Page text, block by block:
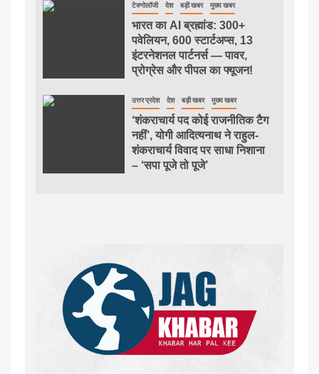
टेक्नोलॉजी देश बड़ी खबर मुख्य खबर
भारत का AI ब्रह्मांड: 300+
पवेलियन, 600 स्टार्टअप्स, 13
इंटरनेशनल पार्टनर्स — पावर,
प्रोग्रेस और पीपल का फ्यूजन!
उत्तर प्रदेश देश बड़ी खबर मुख्य खबर
‘शंकराचार्य पद कोई राजनीतिक टैग
नहीं’, योगी आदित्यनाथ ने राहुल-
शंकराचार्य विवाद पर साधा निशाना
– ‘सपा पूजे तो पूजे’